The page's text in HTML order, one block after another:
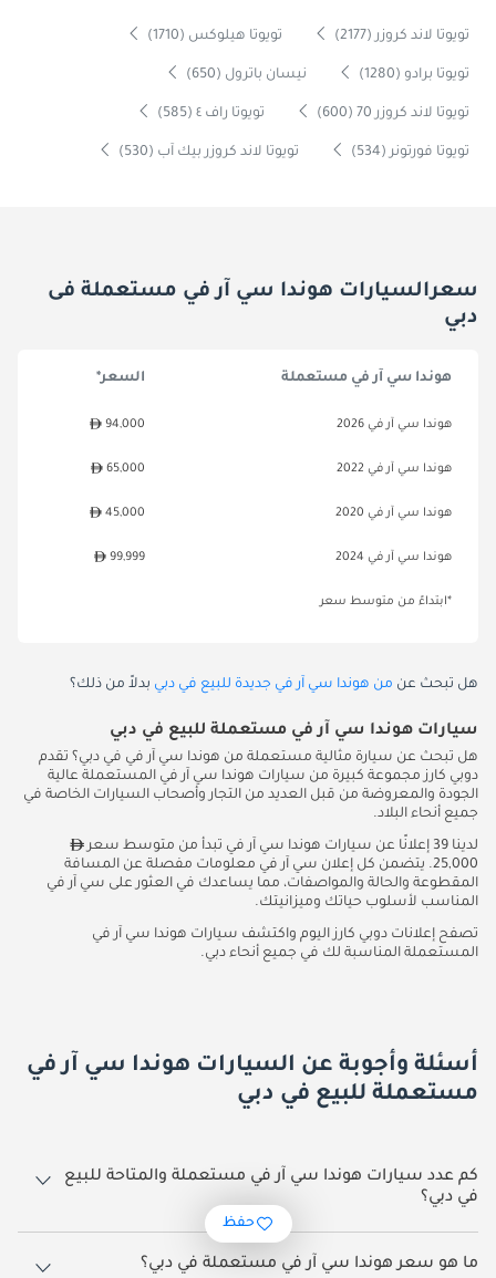
تويوتا لاند كروزر (2177) تويوتا هيلوكس (1710)
تويوتا برادو (1280) نيسان باترول (650)
تويوتا لاند كروزر 70 (600) تويوتا راف ٤ (585)
تويوتا فورتونر (534) تويوتا لاند كروزر بيك آب (530)
سعرالسيارات هوندا سي آر في مستعملة فى
دبي
هوندا سي آر في مستعملة السعر*
هوندا سي آر في 2026 94,000
هوندا سي آر في 2022 65,000
هوندا سي آر في 2020 45,000
هوندا سي آر في 2024 99,999
*ابتداءً من متوسط سعر
هل تبحث عن من هوندا سي آر في جديدة للبيع في دبي بدلاً من ذلك؟
سيارات هوندا سي آر في مستعملة للبيع في دبي
هل تبحث عن سيارة مثالية مستعملة من هوندا سي آر في في دبي؟ تقدم
دوبي كارز مجموعة كبيرة من سيارات هوندا سي آر في المستعملة عالية
الجودة والمعروضة من قبل العديد من التجار وأصحاب السيارات الخاصة في
جميع أنحاء البلاد.
لدينا 39 إعلانًا عن سيارات هوندا سي آر في تبدأ من متوسط سعر
25,000. يتضمن كل إعلان سي آر في معلومات مفصلة عن المسافة
المقطوعة والحالة والمواصفات، مما يساعدك في العثور على سي آر في
المناسب لأسلوب حياتك وميزانيتك.
تصفح إعلانات دوبي كارز اليوم واكتشف سيارات هوندا سي آر في
المستعملة المناسبة لك في جميع أنحاء دبي.
أسئلة وأجوبة عن السيارات هوندا سي آر في
مستعملة للبيع في دبي
كم عدد سيارات هوندا سي آر في مستعملة والمتاحة للبيع
في دبي؟
39 سيارة هوندا سي آر في مستعملة متوفرة للبيع في دبي.
ما هو سعر هوندا سي آر في مستعملة في دبي؟
حفظ